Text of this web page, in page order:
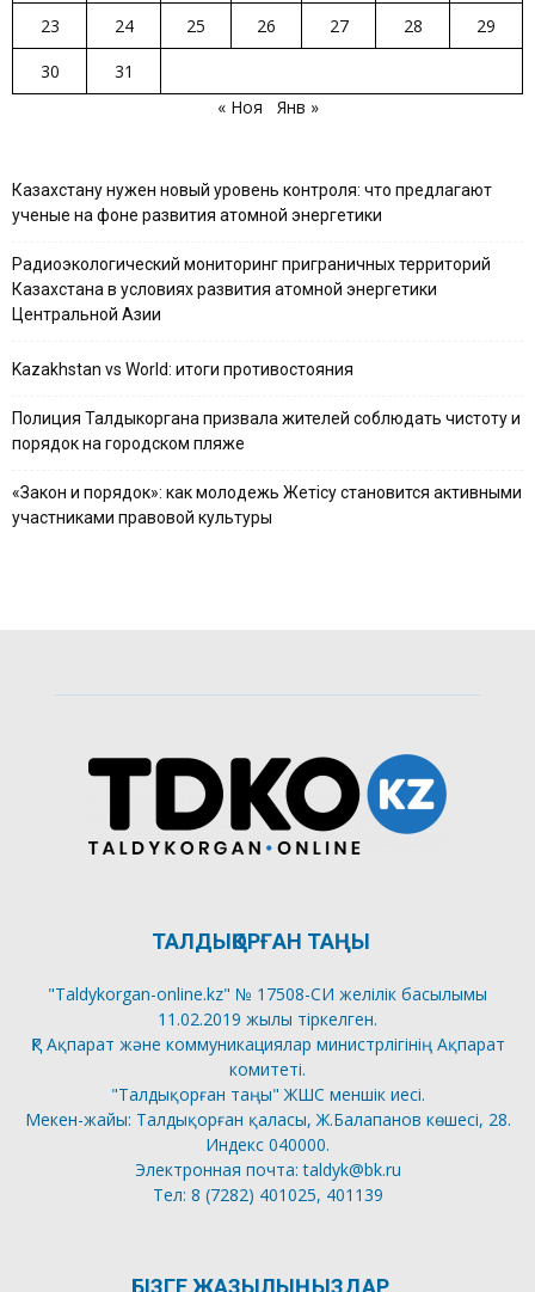
23
24 25 26 27 28
29
30
31
« Ноя
Янв »
Казахстану нужен новый уровень контроля: что предлагают
ученые на фоне развития атомной энергетики
Радиоэкологический мониторинг приграничных территорий
Казахстана в условиях развития атомной энергетики
Центральной Азии
Kazakhstan vs World: итоги противостояния
Полиция Талдыкоргана призвала жителей соблюдать чистоту и
порядок на городском пляже
«Закон и порядок»: как молодежь Жетісу становится активными
участниками правовой культуры
ТАЛДЫҚОРҒАН ТАҢЫ
"Taldykorgan-online.kz" № 17508-СИ желілік басылымы
11.02.2019 жылы тіркелген.
ҚР Ақпарат және коммуникациялар министрлігінің Ақпарат
комитеті.
"Талдықорған таңы" ЖШС меншік иесі.
Мекен-жайы: Талдықорған қаласы, Ж.Балапанов көшесі, 28.
Индекс 040000.
Электронная почта: taldyk@bk.ru
Тел: 8 (7282) 401025, 401139
БІЗГЕ ЖАЗЫЛЫҢЫЗДАР